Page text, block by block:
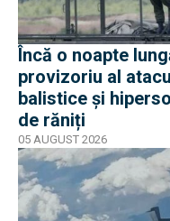
Încă o noapte
provizoriu al
balistice și
de răniți
05 AUGUST 2026